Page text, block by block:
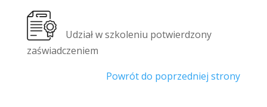
Udział w szkoleniu potwierdzony
zaświadczeniem
Powrót do poprzedniej strony